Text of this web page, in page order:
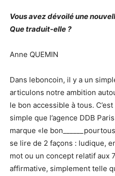
Vous avez dévoilé une
Que traduit-elle ?
Anne QUEMIN
Dans leboncoin, il y a un
articulons notre ambition
le bon accessible à tous.
simple que l’agence DDB
marque «le
se lire de 2 façons : ludique,
mot ou un concept relatif aux
affirmative, simplement telle